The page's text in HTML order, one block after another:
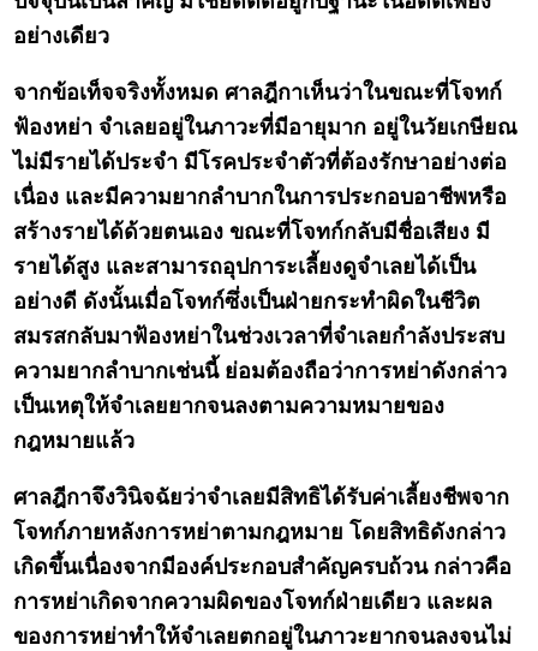
อย่างเดียว
จากข้อเท็จจริงทั้งหมด ศาลฎีกาเห็นว่าในขณะที่โจทก์
ฟ้องหย่า จำเลยอยู่ในภาวะที่มีอายุมาก อยู่ในวัยเกษียณ
ไม่มีรายได้ประจำ มีโรคประจำตัวที่ต้องรักษาอย่างต่อ
เนื่อง และมีความยากลำบากในการประกอบอาชีพหรือ
สร้างรายได้ด้วยตนเอง ขณะที่โจทก์กลับมีชื่อเสียง มี
รายได้สูง และสามารถอุปการะเลี้ยงดูจำเลยได้เป็น
อย่างดี ดังนั้นเมื่อโจทก์ซึ่งเป็นฝ่ายกระทำผิดในชีวิต
สมรสกลับมาฟ้องหย่าในช่วงเวลาที่จำเลยกำลังประสบ
ความยากลำบากเช่นนี้ ย่อมต้องถือว่าการหย่าดังกล่าว
เป็นเหตุให้จำเลยยากจนลงตามความหมายของ
กฎหมายแล้ว
ศาลฎีกาจึงวินิจฉัยว่าจำเลยมีสิทธิได้รับค่าเลี้ยงชีพจาก
โจทก์ภายหลังการหย่าตามกฎหมาย โดยสิทธิดังกล่าว
เกิดขึ้นเนื่องจากมีองค์ประกอบสำคัญครบถ้วน กล่าวคือ
การหย่าเกิดจากความผิดของโจทก์ฝ่ายเดียว และผล
ของการหย่าทำให้จำเลยตกอยู่ในภาวะยากจนลงจนไม่